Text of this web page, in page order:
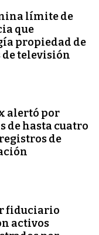
límite de
que
propiedad de
de televisión
alertó por
de hasta cuatro
de
fiduciario
activos